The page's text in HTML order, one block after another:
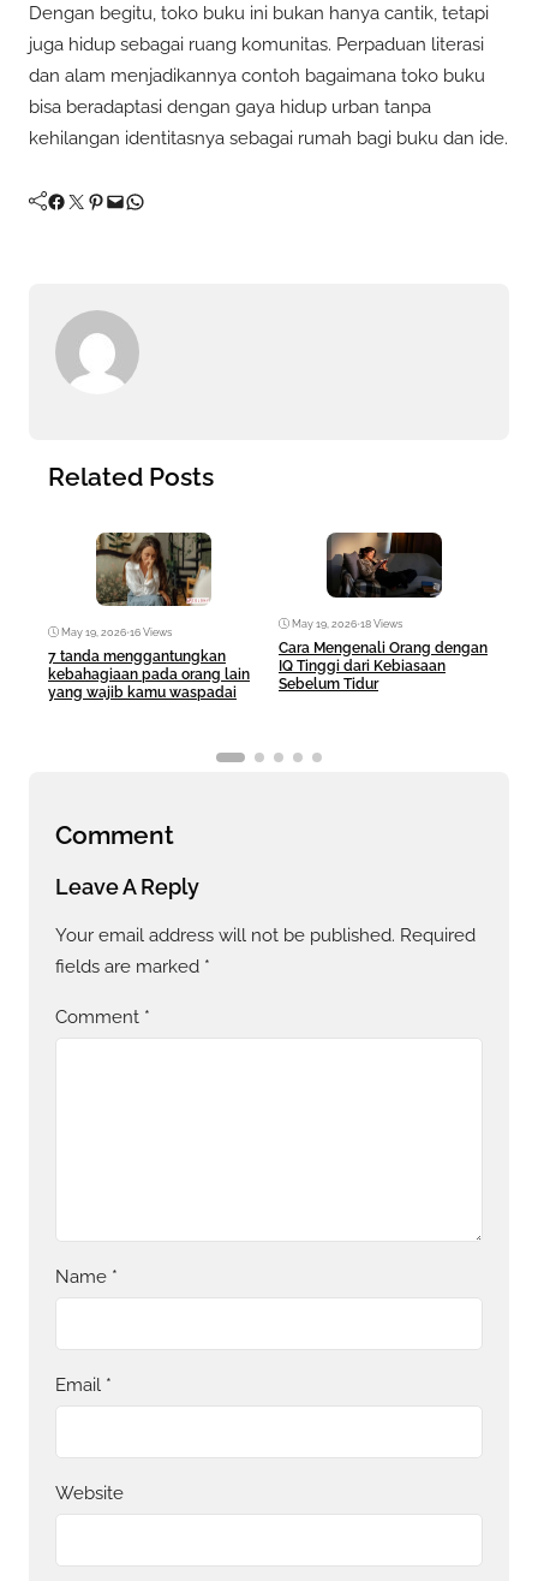
Dengan begitu, toko buku ini bukan hanya cantik, tetapi
juga hidup sebagai ruang komunitas. Perpaduan literasi
dan alam menjadikannya contoh bagaimana toko buku
bisa beradaptasi dengan gaya hidup urban tanpa
kehilangan identitasnya sebagai rumah bagi buku dan ide.
Facebook Twitter Pinterest Mail WhatsApp
Related Posts
May 19, 2026•16 Views
7 tanda menggantungkan
kebahagiaan pada orang lain
yang wajib kamu waspadai
May 19, 2026•18 Views
Cara Mengenali Orang dengan
IQ Tinggi dari Kebiasaan
Sebelum Tidur
Comment
Leave A Reply
Your email address will not be published. Required
fields are marked *
Comment *
Name *
Email *
Website